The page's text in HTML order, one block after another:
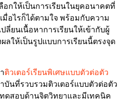
อกให้เป็นการเรียนในยุคอนาคตที่
มื่อไรก็ได้ตามใจ พร้อมกับความ
ลี่ยนเนื้อหาการเรียนให้เข้ากับผู้
ลให้เป็นรูปแบบการเรียนนี้ตรงจุด
ติวเตอร์เรียนพิเศษแบบตัวต่อตัว
บันที่รวบรวมติวเตอร์แบบตัวต่อตัว
ดสอบด้านจิตวิทยาและมีเทคนิค